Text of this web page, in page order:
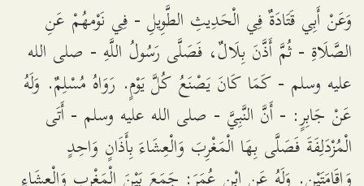
وَعَنْ أَبِي قَتَادَةٌ فِي الْحَدِيثِ الطَّوِيلِ - فِي نَوْمهُمْ عَنِ
الصَّلَاةِ - ثُمَّ أَذَّنَ بِلَالٌ، فَصَلَّى رَسُولُ اللَّهِ - صلى الله
عليه وسلم - كَمَا كَانَ يَصْنَعُ كُلَّ يَوْمٍ. رَوَاهُ مُسْلِمٌ. وَلَهُ
عَنْ جَابِرٍ: - أَنَّ النَّبِيَّ - صلى الله عليه وسلم - أَتَى
الْمُزْدَلِفَةَ فَصَلَّى بِهَا الْمَغْرِبَ وَالْعِشَاءَ بِأَذَانٍ وَاحِدٍ